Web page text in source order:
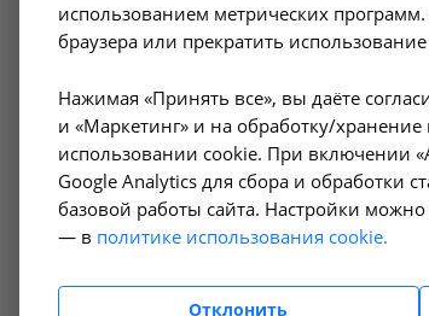
позвонка -
Цены в Москве — Рентгенологические
Амбулаторно-
поликлинические услуги
Гемодиализ
использованием метрических
браузера или прекратить использование
Нажимая «Принять все», вы даёте
и «Маркетинг» и на обработку/
использовании cookie. При включении
Google Analytics для сбора и обработки
базовой работы сайта. Настройки
— в политике использования cookie.
Отклонить